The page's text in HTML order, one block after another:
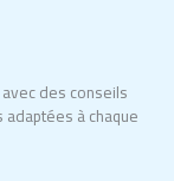
des conseils
à chaque